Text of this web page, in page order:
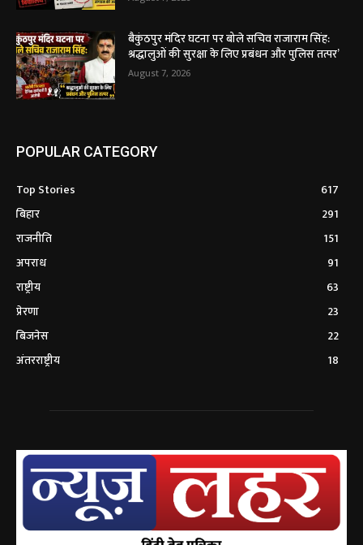
बैकुंठपुर मंदिर घटना पर बोले सचिव राजाराम सिंह:
श्रद्धालुओं की सुरक्षा के लिए प्रबंधन और पुलिस तत्पर’
August 7, 2026
POPULAR CATEGORY
Top Stories
617
बिहार
291
राजनीति
151
अपराध
91
राष्ट्रीय
63
प्रेरणा
23
बिजनेस
22
अंतरराष्ट्रीय
18